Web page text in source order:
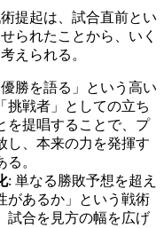
提起は、試合直前とい
られたことから、いく
えられる。
勝を語る」という高い
挑戦者」としての立ち
を提唱することで、プ
し、本来の力を発揮す
。
: 単なる勝敗予想を超え
があるか」という戦術
試合を見方の幅を広げ